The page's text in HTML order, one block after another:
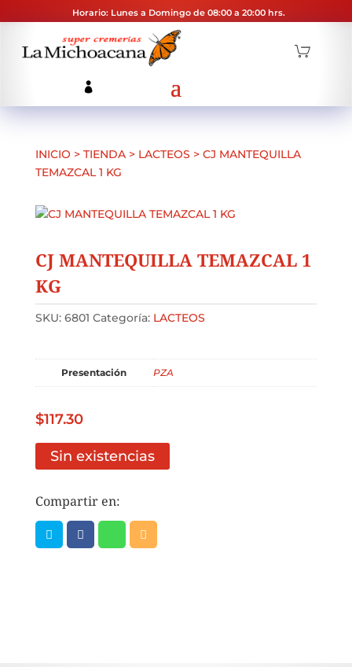
Horario: Lunes a Domingo de 08:00 a 20:00 hrs.
INICIO > TIENDA> LACTEOS > CJ MANTEQUILLA
TEMAZCAL 1 KG
CJ MANTEQUILLA TEMAZCAL 1
KG
SKU: 6801 Categoría: LACTEOS
Presentación PZA
$117.30
Sin existencias
Compartir en: